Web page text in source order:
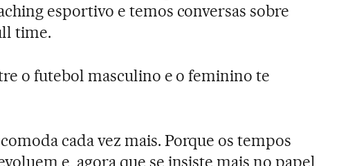
esportivo e temos conversas sobre
time.
o futebol masculino e o feminino te
cada vez mais. Porque os tempos
e, agora que se insiste mais no papel